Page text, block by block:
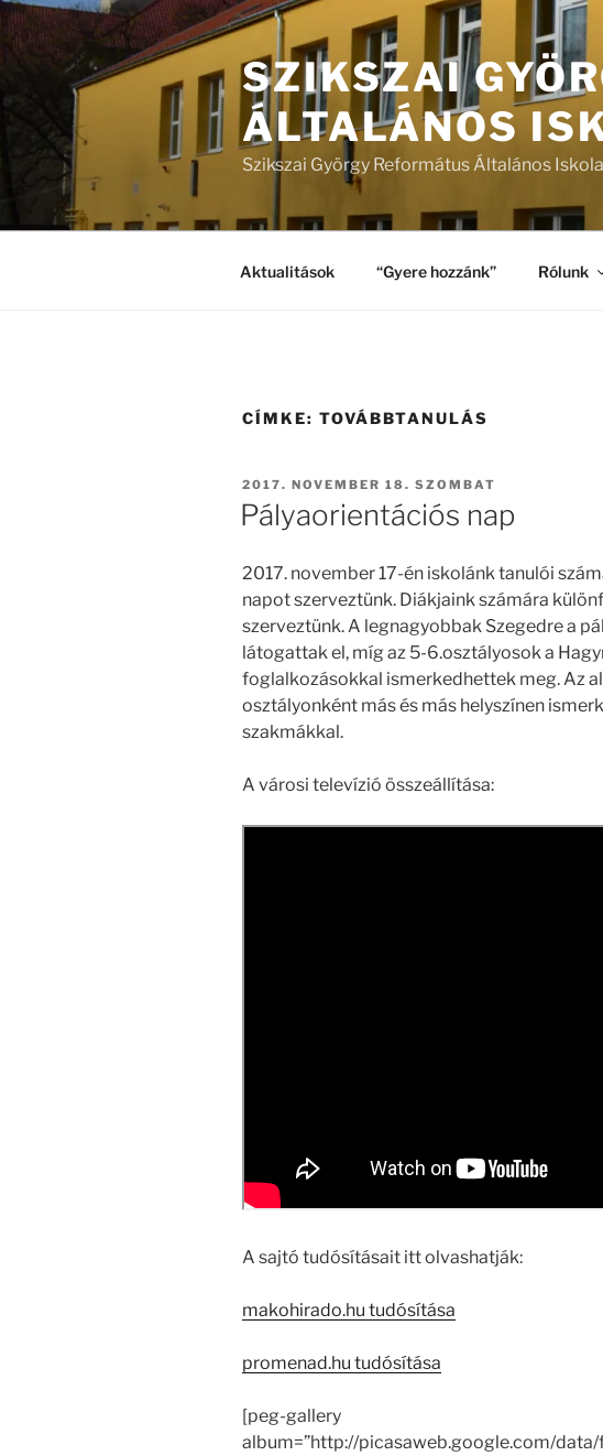
Tartalomhoz
SZIKSZAI
ÁLTALÁNOS
Szikszai György Református Általános
Aktualitások “Gyere hozzánk” Rólunk
CÍMKE: TOVÁBBTANULÁS
BEKÜLDVE:
2017. NOVEMBER 18. SZOMBAT
Pályaorientációs nap
2017. november 17-én iskolánk tanulói
napot szerveztünk. Diákjaink számára
szerveztünk. A legnagyobbak Szegedre a
látogattak el, míg az 5-6.osztályosok a
foglalkozásokkal ismerkedhettek meg. Az
osztályonként más és más helyszínen
szakmákkal.
A városi televízió összeállítása:
A sajtó tudósításait itt olvashatják:
makohirado.hu tudósítása
promenad.hu tudósítása
[peg-gallery
album=”http://picasaweb.google.com/